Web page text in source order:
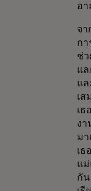
อ
จา
กา
ช่ว
แ
แล
เส
เธ
ง
มา
เธ
แม่
กัน